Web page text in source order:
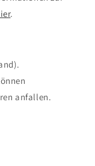
.
anfallen.